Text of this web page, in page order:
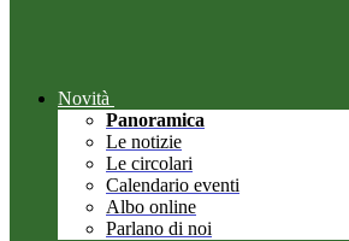
Novità
Panoramica
Le notizie
Le circolari
Calendario eventi
Albo online
Parlano di noi